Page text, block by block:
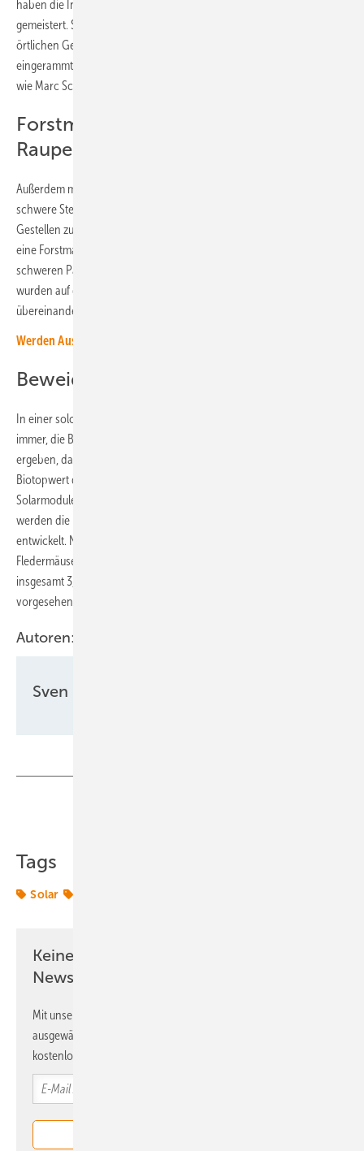
haben die Ingenieure des Kieler Generalunternehmers Dr. Metje diese
gemeistert. So konnten beispielsweise 19 Fundamente aufgrund der
örtlichen Gegebenheiten und der Wetterverhältnisse nicht
eingerammt, sondern diese mussten per Hand eingegraben werden,
wie Marc Schipper, Bauleiter von Dr. Metje berichtet.
Forstmaschine sichert die
Raupenlader
Außerdem mussten die Bagger auf dem Hang bis zu zwei Tonnen
schwere Steine aus der Erde graben. Um die Solarmodule zu den
Gestellen zu bringen, wurde Marc Schipper kreativ. Er besorgte extra
eine Forstmaschine, die die Raupenlader mit den 1,2 Tonnen
schweren Paletten sicherte. Jeweils drei Module von Canadian Solar
wurden auf dem Montagesystem der Firma Hema Rack vertikal
übereinander mit 20 bis 40 Grad Modulneigung montiert.
Werden Ausschreibungen zum Nadelöhr der Energiewende?
Beweidung mit Schafen vorgesehen
In einer solchen Region einen Solarpark zu bauen, bedeutet auch
immer, die Biodiversität mitzudenken. So hat ein Umweltgutachten
ergeben, dass der Solarpark die Artenvielfalt unterstützt und der
Biotopwert der Fläche steigen wird. Denn die Flächen unter den
Solarmodulen werden in Zukunft extensiv beweidet. Außerdem
werden die Randbereiche außerhalb des Zauns als mageres Grünland
entwickelt. Neben Rückzugs- und Nistplätzen für Reptilien, Vögel und
Fledermäuse ist unter anderem die Entwicklung und Pflege von
insgesamt 3,75 Hektar Schafweide unter und neben den Modulen
vorgesehen.
Autoren:
Sven Ullrich
Tags
Solar
Keine Zeit? Kein Problem mit dem ERE
Newsletter!
Mit unserem Newsletter erhalten Sie regelmäßig von uns
ausgewählte Informationen und Neuigkeiten, gebündelt und
kostenlos direkt ins Postfach.